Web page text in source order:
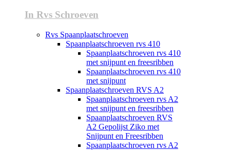
In Rvs Schroeven
Rvs Spaanplaatschroeven
Spaanplaatschroeven rvs 410
Spaanplaatschroeven rvs 410
met snijpunt en freesribben
Spaanplaatschroeven rvs 410
met snijpunt
Spaanplaatschroeven RVS A2
Spaanplaatschroeven rvs A2
met snijpunt en freesribben
Spaanplaatschroeven RVS
A2 Gepolijst Ziko met
Snijpunt en Freesribben
Spaanplaatschroeven rvs A2